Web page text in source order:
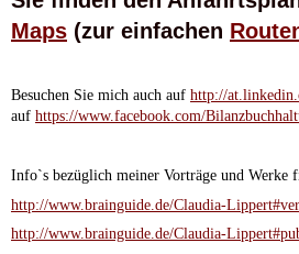
Maps (zur einfachen
Besuchen Sie mich auch auf http://
auf https://www.facebook.com/
Info`s bezüglich meiner Vorträge und Werke
http://www.brainguide.de/Claudia-
http://www.brainguide.de/Claudia-